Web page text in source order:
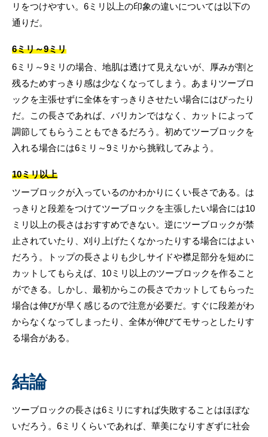
リをつけやすい。6ミリ以上の印象の違いについては以下の
通りだ。
6ミリ～9ミリ
6ミリ～9ミリの場合、地肌は透けて見えないが、厚みが割と
残るためすっきり感は少なくなってしまう。あまりツーブロ
ックを主張せずに全体をすっきりさせたい場合にはぴったり
だ。この長さであれば、バリカンではなく、カットによって
調節してもらうこともできるだろう。初めてツーブロックを
入れる場合には6ミリ～9ミリから挑戦してみよう。
10ミリ以上
ツーブロックが入っているのかわかりにくい長さである。は
っきりと段差をつけてツーブロックを主張したい場合には10
ミリ以上の長さはおすすめできない。逆にツーブロックが禁
止されていたり、刈り上げたくなかったりする場合にはよい
だろう。トップの長さよりも少しサイドや襟足部分を短めに
カットしてもらえば、10ミリ以上のツーブロックを作ること
ができる。しかし、最初からこの長さでカットしてもらった
場合は伸びが早く感じるので注意が必要だ。すぐに段差がわ
からなくなってしまったり、全体が伸びてモサっとしたりす
る場合がある。
結論
ツーブロックの長さは6ミリにすれば失敗することはほぼな
いだろう。6ミリくらいであれば、華美になりすぎずに社会